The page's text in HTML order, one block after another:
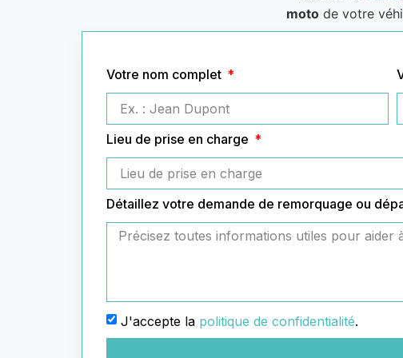
moto de votre
Votre nom complet
Lieu de prise en charge
Détaillez votre demande de remorquage ou
J'accepte la politique de confidentialité.